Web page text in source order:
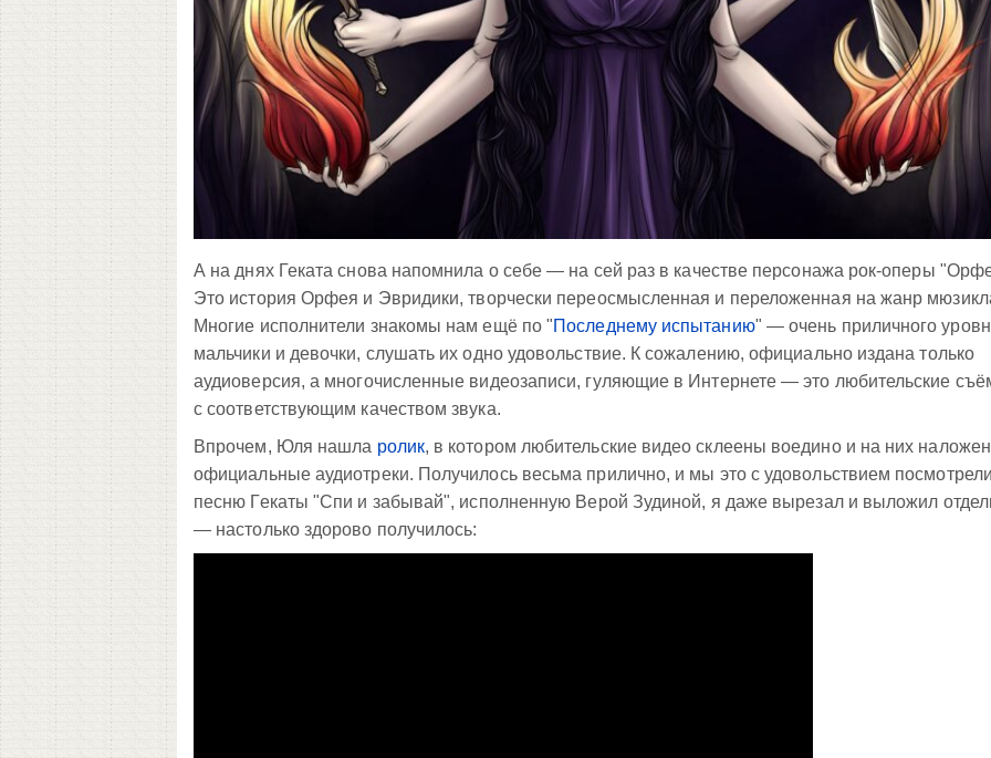
А на днях Геката снова напомнила о себе — на сей раз в качестве персонажа рок-оперы
Это история Орфея и Эвридики, творчески переосмысленная и переложенная на жанр
Многие исполнители знакомы нам ещё по "Последнему испытанию" — очень приличного
мальчики и девочки, слушать их одно удовольствие. К сожалению, официально издана только
аудиоверсия, а многочисленные видеозаписи, гуляющие в Интернете — это любительские
с соответствующим качеством звука.
Впрочем, Юля нашла ролик, в котором любительские видео склеены воедино и на них
официальные аудиотреки. Получилось весьма прилично, и мы это с удовольствием
песню Гекаты "Спи и забывай", исполненную Верой Зудиной, я даже вырезал и выложил
— настолько здорово получилось: